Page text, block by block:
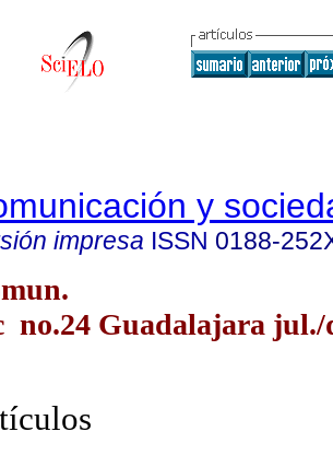
y
impresa ISSN 0188-
no.24 Guadalajara jul./